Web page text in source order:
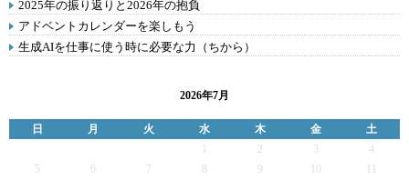
2025年の振り返りと2026年の抱負
アドベントカレンダーを楽しもう
生成AIを仕事に使う時に必要な力（ちから）
2026年7月
日 月 火 水 木 金
土
2 3
4
5
6 7 9